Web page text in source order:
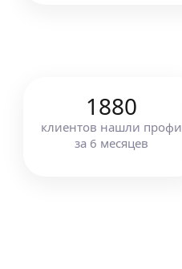
1880
клиентов нашли профи
за 6 месяцев